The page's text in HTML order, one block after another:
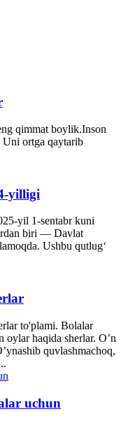
qimmat boylik.Inson
Uni ortga qaytarib
yilligi
yil 1-sentabr kuni
biri — Davlat
Ushbu qutlug‘
to'plami. Bolalar
oylar haqida sherlar. O’n
quvlashmachoq,
uchun